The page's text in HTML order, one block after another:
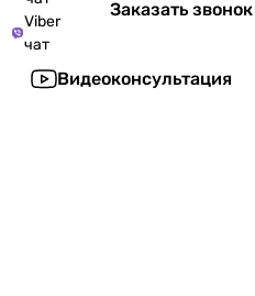
Viber
чат
Заказать звонок
Видеоконсультация